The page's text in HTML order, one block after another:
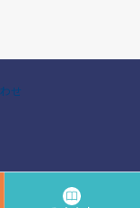
せ
Reserved.